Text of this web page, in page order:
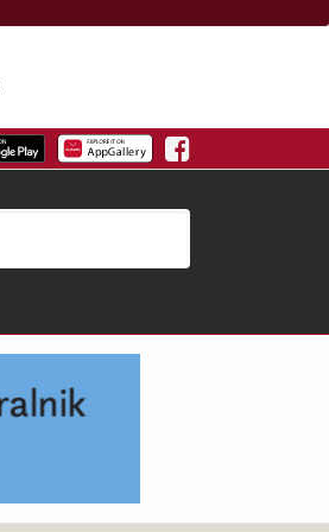
Facebook